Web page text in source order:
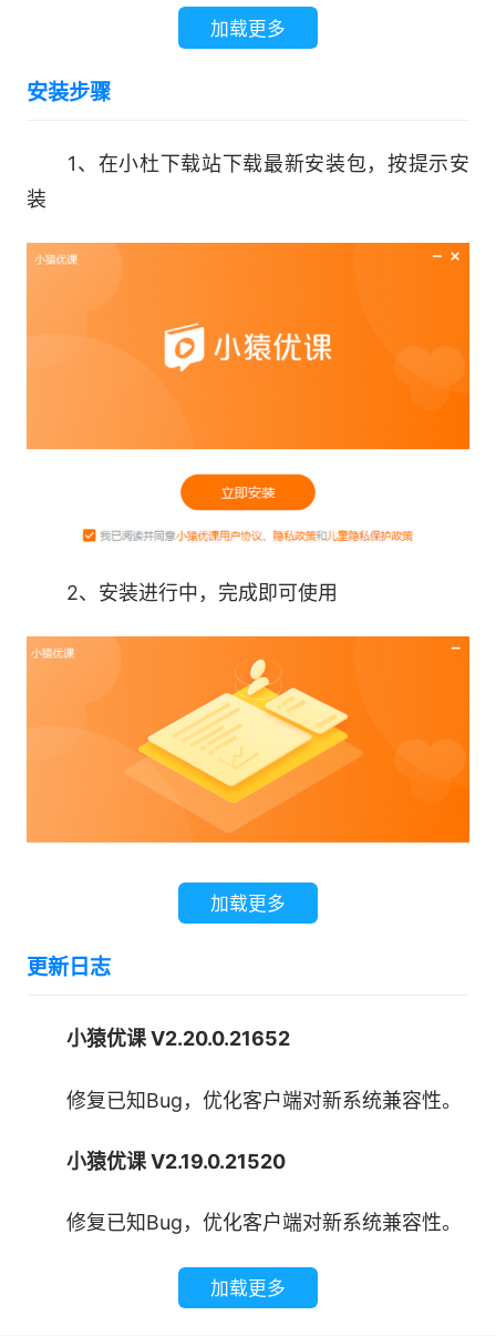
3、个性化评估
培养学生学习的底层能力。分春、秋两季授课，紧
跟学校教学进度，同步强化学习。
2、小猿优课为全国小学、初中、高中各年级
学生，提供覆盖英语、语文、数学等全科的在线视
频直播课程。全面突破中考、高考重点难点，清
华、北大老师领衔授课，学生进步看得见。
3、专业团队合力，磨一堂好课：主讲团队均
试讲、业务能力扎实、
4、技术为根，以科技积累实力：不断革新行
加载更多
安装步骤
1、在小杜下载站下载最新安装包，按提示安
装
2、安装进行中，完成即可使用
加载更多
更新日志
小猿优课 V2.20.0.21652
修复已知Bug，优化客户端对新系统兼容性。
小猿优课 V2.19.0.21520
修复已知Bug，优化客户端对新系统兼容性。
加载更多